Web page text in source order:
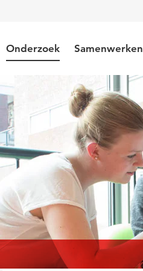
Onderzoek Samenwerken